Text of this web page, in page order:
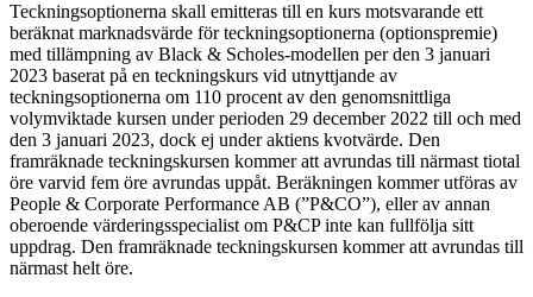
Teckningsoptionerna skall emitteras till en kurs motsvarande ett
beräknat marknadsvärde för teckningsoptionerna (optionspremie)
med tillämpning av Black & Scholes-modellen per den 3 januari
2023 baserat på en teckningskurs vid utnyttjande av
teckningsoptionerna om 110 procent av den genomsnittliga
volymviktade kursen under perioden 29 december 2022 till och med
den 3 januari 2023, dock ej under aktiens kvotvärde. Den
framräknade teckningskursen kommer att avrundas till närmast tiotal
öre varvid fem öre avrundas uppåt. Beräkningen kommer utföras av
People & Corporate Performance AB (”P&CO”), eller av annan
oberoende värderingsspecialist om P&CP inte kan fullfölja sitt
uppdrag. Den framräknade teckningskursen kommer att avrundas till
närmast helt öre.